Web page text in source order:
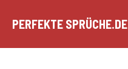
Inhalt
PERFEKTE SPRÜCHE.DE